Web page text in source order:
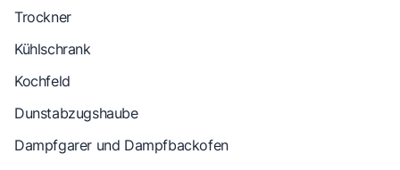
Trockner
Kühlschrank
Kochfeld
Dunstabzugshaube
Dampfgarer und Dampfbackofen